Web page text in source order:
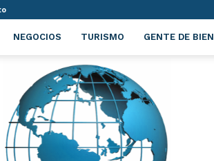
NEGOCIOS TURISMO GENTE DE BIEN